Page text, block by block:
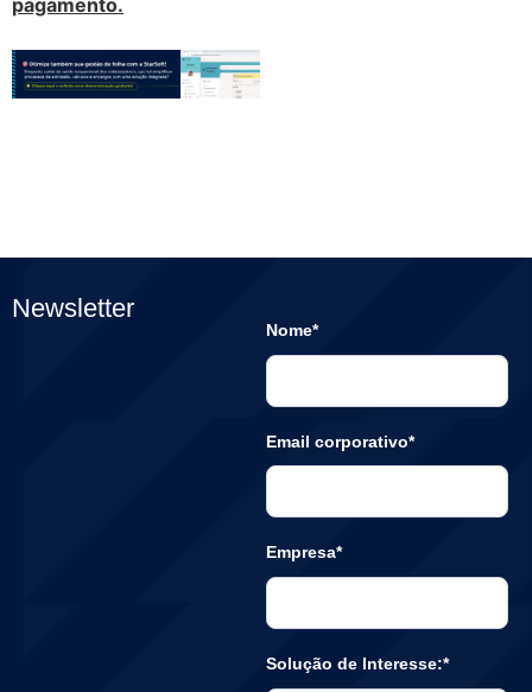
pagamento.
Newsletter
Nome*
Email corporativo*
Empresa*
Solução de Interesse:*